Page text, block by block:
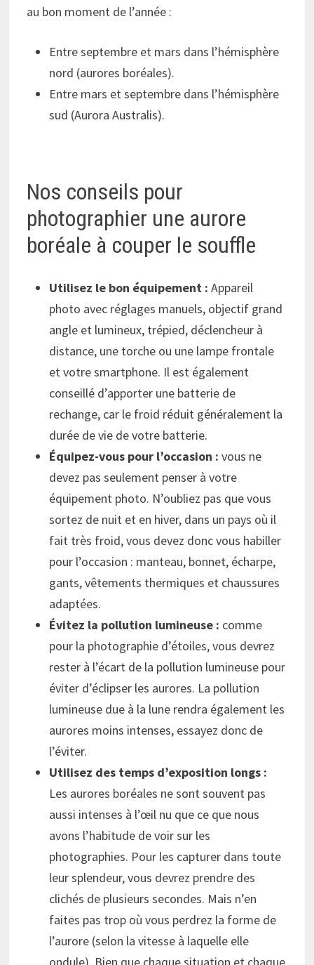
au bon moment de l’année :
Entre septembre et mars dans l’hémisphère
nord (aurores boréales).
Entre mars et septembre dans l’hémisphère
sud (Aurora Australis).
Nos conseils pour
photographier une aurore
boréale à couper le souffle
Utilisez le bon équipement : Appareil
photo avec réglages manuels, objectif grand
angle et lumineux, trépied, déclencheur à
distance, une torche ou une lampe frontale
et votre smartphone. Il est également
conseillé d’apporter une batterie de
rechange, car le froid réduit généralement la
durée de vie de votre batterie.
Équipez-vous pour l’occasion : vous ne
devez pas seulement penser à votre
équipement photo. N’oubliez pas que vous
sortez de nuit et en hiver, dans un pays où il
fait très froid, vous devez donc vous habiller
pour l’occasion : manteau, bonnet, écharpe,
gants, vêtements thermiques et chaussures
adaptées.
Évitez la pollution lumineuse : comme
pour la photographie d’étoiles, vous devrez
rester à l’écart de la pollution lumineuse pour
éviter d’éclipser les aurores. La pollution
lumineuse due à la lune rendra également les
aurores moins intenses, essayez donc de
l’éviter.
Utilisez des temps d’exposition longs :
Les aurores boréales ne sont souvent pas
aussi intenses à l’œil nu que ce que nous
avons l’habitude de voir sur les
photographies. Pour les capturer dans toute
leur splendeur, vous devrez prendre des
clichés de plusieurs secondes. Mais n’en
faites pas trop où vous perdrez la forme de
l’aurore (selon la vitesse à laquelle elle
ondule). Bien que chaque situation et chaque